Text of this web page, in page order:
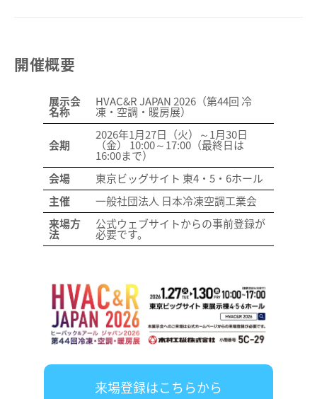
開催概要
展示会
名称
HVAC&R JAPAN 2026（第44回 冷
凍・空調・暖房展）
会期
2026年1月27日（火）～1月30日
（金） 10:00～17:00（最終日は
16:00まで）
会場
東京ビッグサイト 東4・5・6ホール
主催
一般社団法人 日本冷凍空調工業会
来場方
法
公式ウェブサイトからの事前登録が
必要です。
来場登録はこちらから